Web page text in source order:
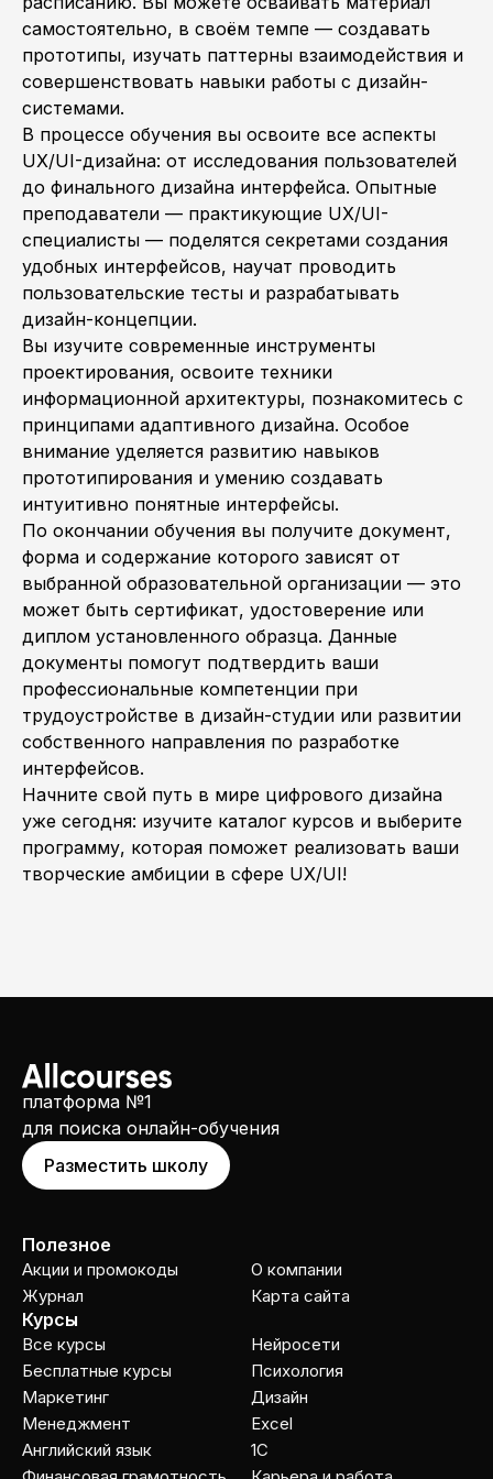
самостоятельно, в своём темпе — создавать
прототипы, изучать паттерны взаимодействия и
совершенствовать навыки работы с дизайн-
системами.
В процессе обучения вы освоите все аспекты
UX/UI-дизайна: от исследования пользователей
до финального дизайна интерфейса. Опытные
преподаватели — практикующие UX/UI-
специалисты — поделятся секретами создания
удобных интерфейсов, научат проводить
пользовательские тесты и разрабатывать
дизайн-концепции.
Вы изучите современные инструменты
проектирования, освоите техники
информационной архитектуры, познакомитесь с
принципами адаптивного дизайна. Особое
внимание уделяется развитию навыков
прототипирования и умению создавать
интуитивно понятные интерфейсы.
По окончании обучения вы получите документ,
форма и содержание которого зависят от
выбранной образовательной организации — это
может быть сертификат, удостоверение или
диплом установленного образца. Данные
документы помогут подтвердить ваши
профессиональные компетенции при
трудоустройстве в дизайн-студии или развитии
собственного направления по разработке
интерфейсов.
Начните свой путь в мире цифрового дизайна
уже сегодня: изучите каталог курсов и выберите
программу, которая поможет реализовать ваши
творческие амбиции в сфере UX/UI!
платформа №1
для поиска онлайн-обучения
Разместить школу
Полезное
Акции и промокоды
Журнал
О компании
Карта сайта
Курсы
Все курсы
Бесплатные курсы
Маркетинг
Менеджмент
Английский язык
Нейросети
Психология
Дизайн
Excel
1C